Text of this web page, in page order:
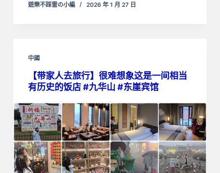
遊樂不踩雷の小編 2026 年 1 月 27 日
中國
【带家人去旅行】很难想象这是一间相当
有历史的饭店 #九华山 #东崖宾馆